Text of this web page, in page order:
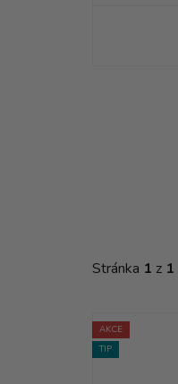
Stránka 1 z 1
o
d
k
t
AKCE
TIP